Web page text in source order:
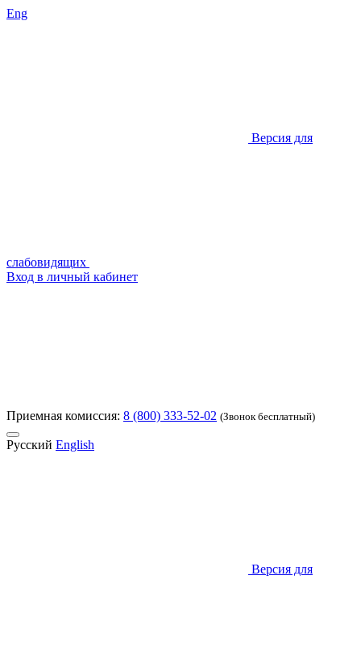
Eng
Версия для
слабовидящих
Вход в личный кабинет
Приемная комиссия: 8 (800) 333-52-02 (Звонок бесплатный)
Русский English
Версия для